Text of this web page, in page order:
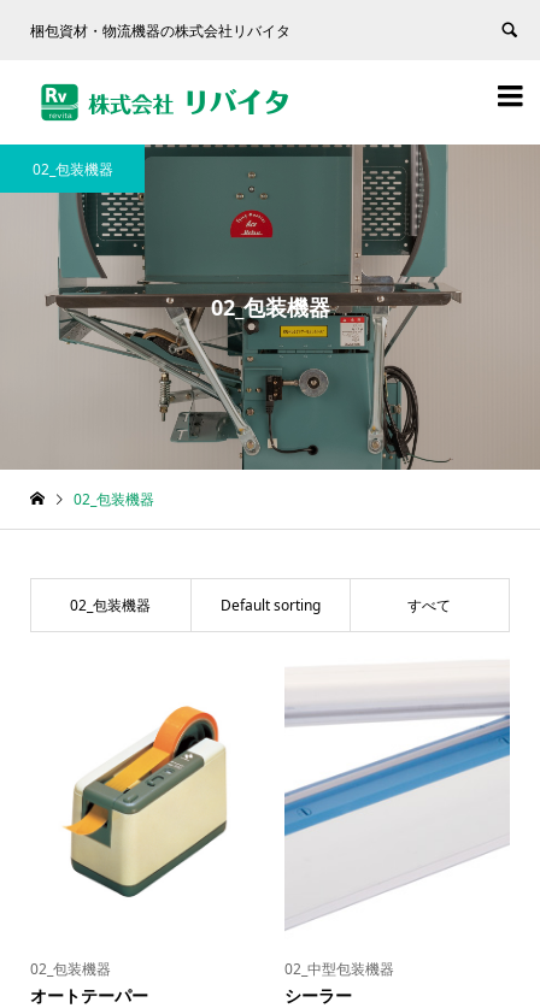
梱包資材・物流機器の株式会社リバイタ


02_包装機器
02_包装機器
02_包装機器
02_包装機器 Default sorting すべて
02_包装機器
オートテーパー
02_中型包装機器
シーラー